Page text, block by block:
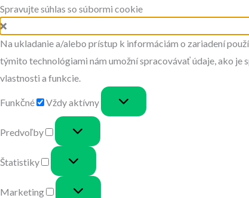
Spravujte súhlas so súbormi cookie
Na ukladanie a/alebo prístup k informáciám o zariadení
týmito technológiami nám umožní spracovávať údaje, ako je
vlastnosti a funkcie.
Funkčné Vždy aktívny
Predvoľby
Predvoľby
Štatistiky
Štatistiky
Marketing
Marketing